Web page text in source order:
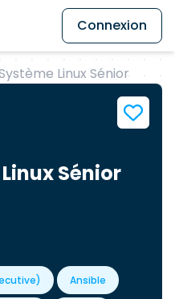
Connexion
Linux Sénior
Sénior
Ansible